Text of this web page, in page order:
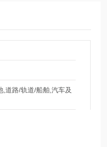
,道路/轨道/船舶,汽车及